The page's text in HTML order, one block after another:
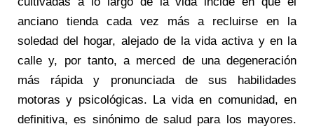
anciano tienda cada vez más a recluirse en la
soledad del hogar, alejado de la vida activa y en la
calle y, por tanto, a merced de una degeneración
más rápida y pronunciada de sus habilidades
motoras y psicológicas. La vida en comunidad, en
definitiva, es sinónimo de salud para los mayores.